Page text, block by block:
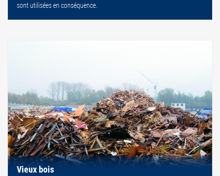
sont utilisées en conséquence.
Vieux bois